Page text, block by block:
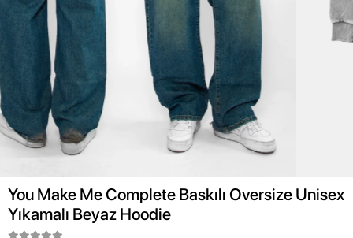
You Make Me Complete Baskılı Oversize Unisex
Yıkamalı Beyaz Hoodie